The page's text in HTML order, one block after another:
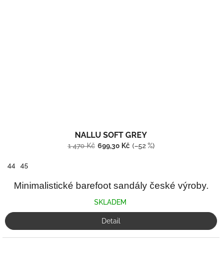
NALLU SOFT GREY
1 470 Kč 699,30 Kč (–52 %)
44 45
Minimalistické barefoot sandály české výroby.
SKLADEM
Detail